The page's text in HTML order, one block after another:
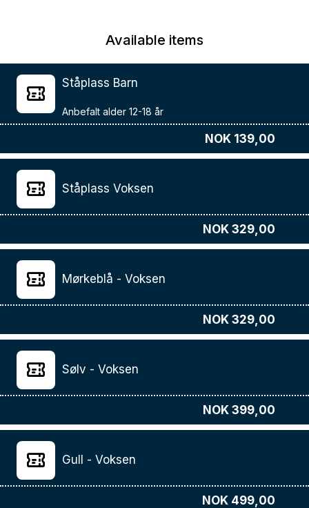
Available items
Ståplass Barn
NOK 139,00
Ståplass Voksen
NOK 329,00
Mørkeblå - Voksen
NOK 329,00
Sølv - Voksen
NOK 399,00
Gull - Voksen
NOK 499,00